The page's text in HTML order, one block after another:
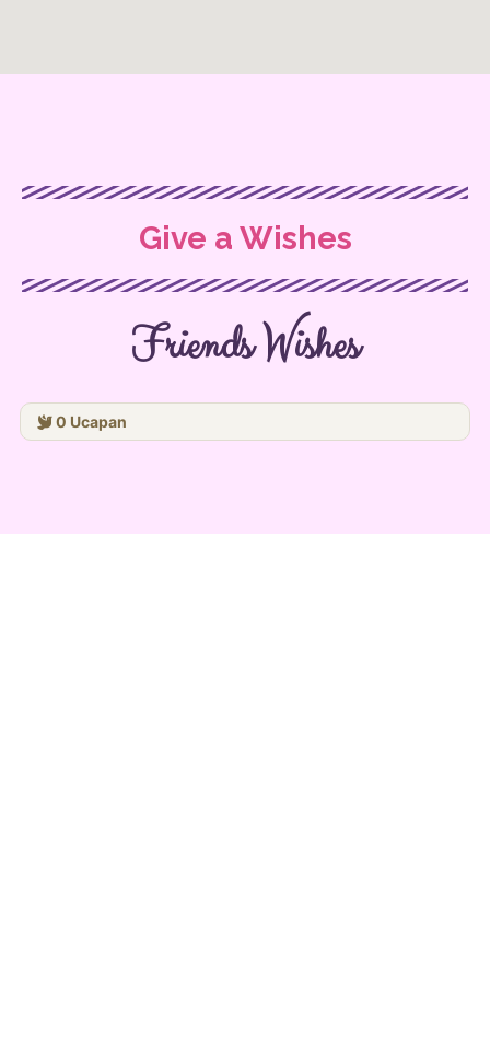
Give a Wishes
Friends Wishes
0 Ucapan